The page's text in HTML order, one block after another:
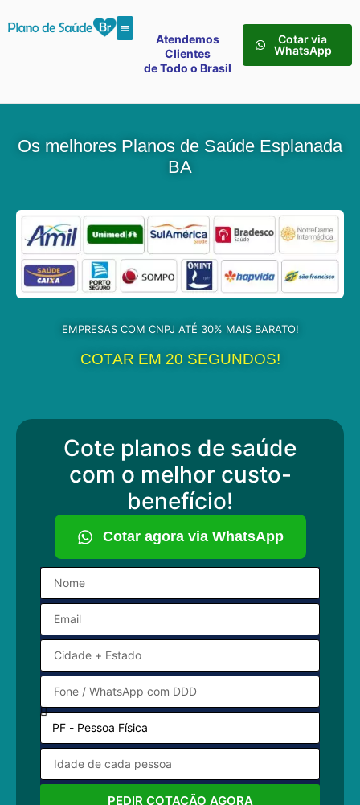
Atendemos
Clientes
de Todo o Brasil
Cotar via
WhatsApp
Os melhores Planos de Saúde Esplanada
BA
EMPRESAS COM CNPJ ATÉ 30% MAIS BARATO!
COTAR EM 20 SEGUNDOS!​
Cote planos de saúde
com o melhor custo-
benefício!
Cotar agora via WhatsApp
PEDIR COTAÇÃO AGORA